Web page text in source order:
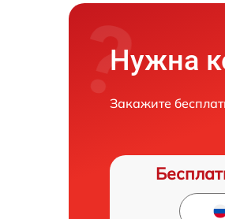
Нужна
Закажите